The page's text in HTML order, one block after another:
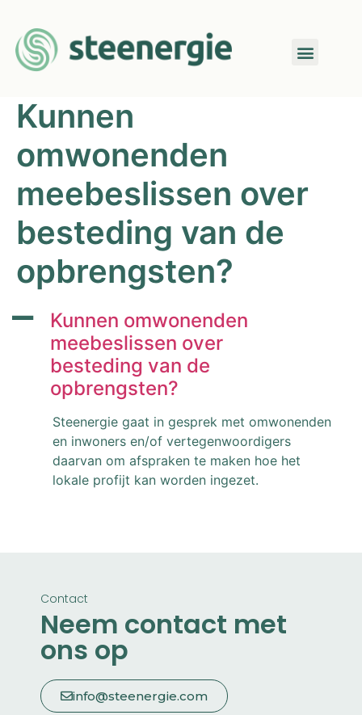
Kunnen
omwonenden
meebeslissen over
besteding van de
opbrengsten?
A
Kunnen omwonenden
meebeslissen over
besteding van de
opbrengsten?
Steenergie gaat in gesprek met omwonenden
en inwoners en/of vertegenwoordigers
daarvan om afspraken te maken hoe het
lokale profijt kan worden ingezet.
Contact
Neem contact met
ons op
info@steenergie.com